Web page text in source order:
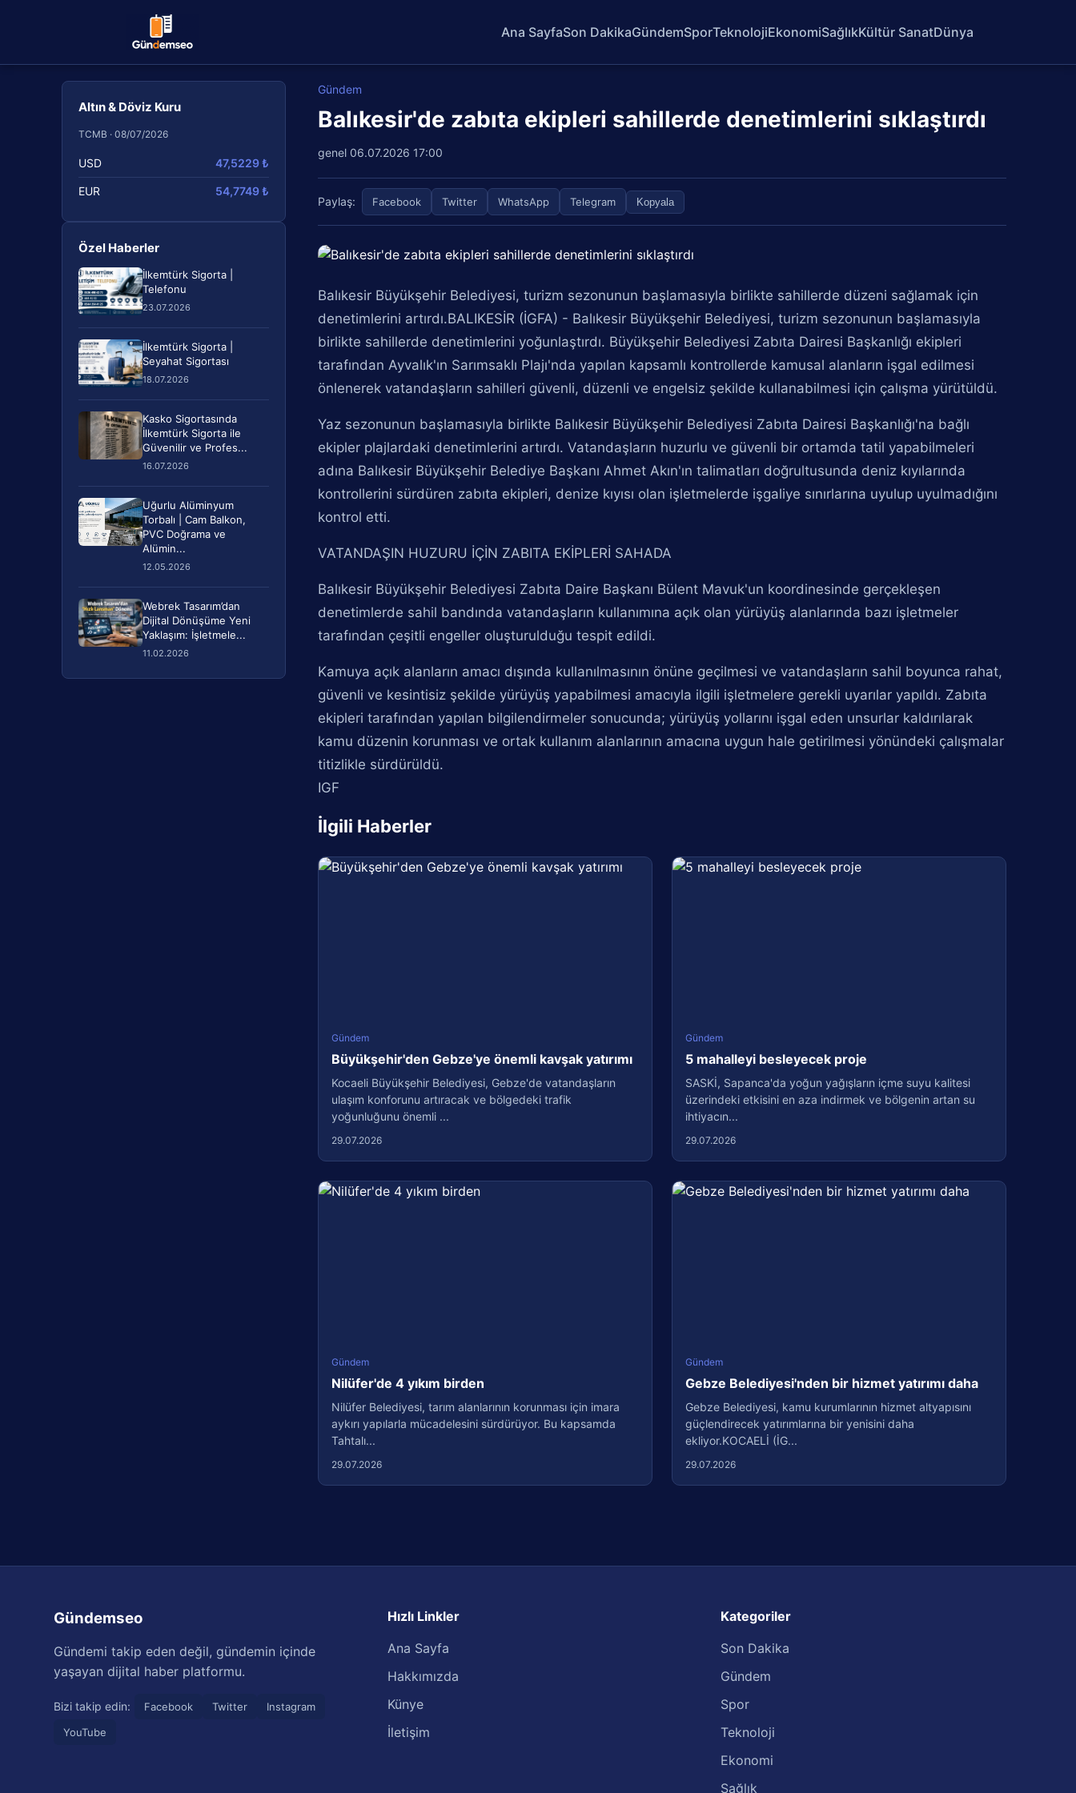
Ana SayfaSon DakikaGündemSporTeknolojiEkonomiSağlıkKültür SanatDünya
Altın & Döviz Kuru
TCMB · 08/07/2026
USD 47,5229 ₺
EUR 54,7749 ₺
Özel Haberler
İlkemtürk Sigorta |
Telefonu
23.07.2026
İlkemtürk Sigorta |
Seyahat Sigortası
18.07.2026
Kasko Sigortasında
İlkemtürk Sigorta ile
Güvenilir ve Profes...
16.07.2026
Uğurlu Alüminyum
Torbalı | Cam Balkon,
PVC Doğrama ve
Alümin...
12.05.2026
Webrek Tasarım’dan
Dijital Dönüşüme Yeni
Yaklaşım: İşletmele...
11.02.2026
Gündem
Balıkesir'de zabıta ekipleri sahillerde denetimlerini sıklaştırdı
genel 06.07.2026 17:00
Paylaş: Facebook Twitter WhatsApp Telegram Kopyala
Balıkesir Büyükşehir Belediyesi, turizm sezonunun başlamasıyla birlikte sahillerde düzeni sağlamak için
denetimlerini artırdı.BALIKESİR (İGFA) - Balıkesir Büyükşehir Belediyesi, turizm sezonunun başlamasıyla
birlikte sahillerde denetimlerini yoğunlaştırdı. Büyükşehir Belediyesi Zabıta Dairesi Başkanlığı ekipleri
tarafından Ayvalık'ın Sarımsaklı Plajı'nda yapılan kapsamlı kontrollerde kamusal alanların işgal edilmesi
önlenerek vatandaşların sahilleri güvenli, düzenli ve engelsiz şekilde kullanabilmesi için çalışma yürütüldü.
Yaz sezonunun başlamasıyla birlikte Balıkesir Büyükşehir Belediyesi Zabıta Dairesi Başkanlığı'na bağlı
ekipler plajlardaki denetimlerini artırdı. Vatandaşların huzurlu ve güvenli bir ortamda tatil yapabilmeleri
adına Balıkesir Büyükşehir Belediye Başkanı Ahmet Akın'ın talimatları doğrultusunda deniz kıyılarında
kontrollerini sürdüren zabıta ekipleri, denize kıyısı olan işletmelerde işgaliye sınırlarına uyulup uyulmadığını
kontrol etti.
VATANDAŞIN HUZURU İÇİN ZABITA EKİPLERİ SAHADA
Balıkesir Büyükşehir Belediyesi Zabıta Daire Başkanı Bülent Mavuk'un koordinesinde gerçekleşen
denetimlerde sahil bandında vatandaşların kullanımına açık olan yürüyüş alanlarında bazı işletmeler
tarafından çeşitli engeller oluşturulduğu tespit edildi.
Kamuya açık alanların amacı dışında kullanılmasının önüne geçilmesi ve vatandaşların sahil boyunca rahat,
güvenli ve kesintisiz şekilde yürüyüş yapabilmesi amacıyla ilgili işletmelere gerekli uyarılar yapıldı. Zabıta
ekipleri tarafından yapılan bilgilendirmeler sonucunda; yürüyüş yollarını işgal eden unsurlar kaldırılarak
kamu düzenin korunması ve ortak kullanım alanlarının amacına uygun hale getirilmesi yönündeki çalışmalar
titizlikle sürdürüldü.
IGF
İlgili Haberler
Gündem
Büyükşehir'den Gebze'ye önemli kavşak yatırımı
Kocaeli Büyükşehir Belediyesi, Gebze'de vatandaşların
ulaşım konforunu artıracak ve bölgedeki trafik
yoğunluğunu önemli ...
29.07.2026
Gündem
5 mahalleyi besleyecek proje
SASKİ, Sapanca'da yoğun yağışların içme suyu kalitesi
üzerindeki etkisini en aza indirmek ve bölgenin artan su
ihtiyacın...
29.07.2026
Gündem
Nilüfer'de 4 yıkım birden
Nilüfer Belediyesi, tarım alanlarının korunması için imara
aykırı yapılarla mücadelesini sürdürüyor. Bu kapsamda
Tahtalı...
29.07.2026
Gündem
Gebze Belediyesi'nden bir hizmet yatırımı daha
Gebze Belediyesi, kamu kurumlarının hizmet altyapısını
güçlendirecek yatırımlarına bir yenisini daha
ekliyor.KOCAELİ (İG...
29.07.2026
Gündemseo
Gündemi takip eden değil, gündemin içinde
yaşayan dijital haber platformu.
Bizi takip edin: Facebook Twitter
Instagram
YouTube
Hızlı Linkler
Ana Sayfa
Hakkımızda
Künye
İletişim
Kategoriler
Son Dakika
Gündem
Spor
Teknoloji
Ekonomi
Sağlık